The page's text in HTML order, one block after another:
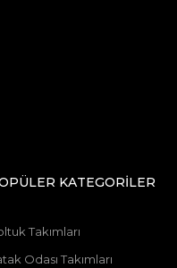
KATEGORİLER
Takımları
Odası Takımları